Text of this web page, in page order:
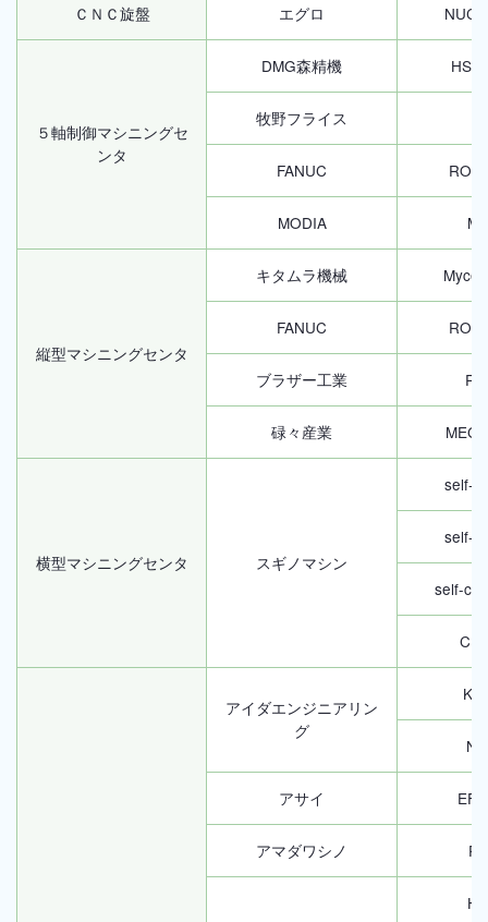
ＣＮＣ旋盤 エグロ
５軸制御マシニングセ
ンタ
DMG森精機
牧野フライス
FANUC
MODIA
縦型マシニングセンタ
キタムラ機械
FANUC
ブラザー工業
碌々産業
横型マシニングセンタ スギノマシン
self-
self-
self-
アイダエンジニアリン
グ
K-
アサイ
アマダワシノ